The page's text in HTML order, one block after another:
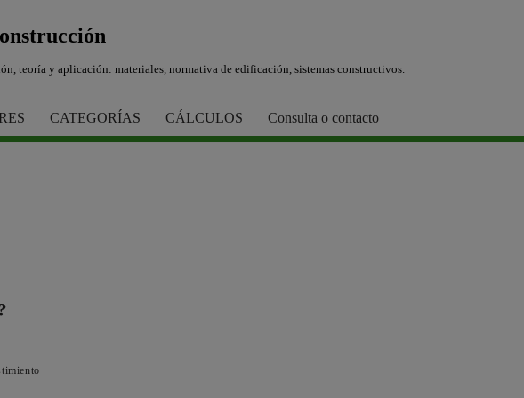
teoría y aplicación: materiales, normativa de edificación, sistemas constructivos.
CATEGORÍAS CÁLCULOS Consulta o contacto